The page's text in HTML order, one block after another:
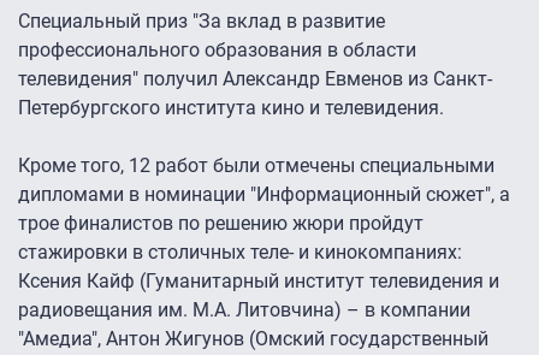
Специальный приз "За вклад в развитие
профессионального образования в области
телевидения" получил Александр Евменов из Санкт-
Петербургского института кино и телевидения.
Кроме того, 12 работ были отмечены специальными
дипломами в номинации "Информационный сюжет", а
трое финалистов по решению жюри пройдут
стажировки в столичных теле- и кинокомпаниях:
Ксения Кайф (Гуманитарный институт телевидения и
радиовещания им. М.А. Литовчина) – в компании
"Амедиа", Антон Жигунов (Омский государственный